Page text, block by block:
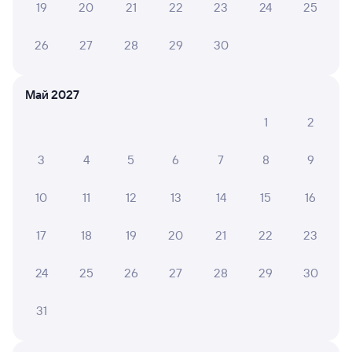
Частые вопросы
19 20 21 22 23 24 25
26 27 28 29 30
Май 2027
1
2
3 4 5 6 7 8 9
10 11 12 13 14 15 16
17 18 19 20 21 22 23
24 25 26 27 28 29 30
31